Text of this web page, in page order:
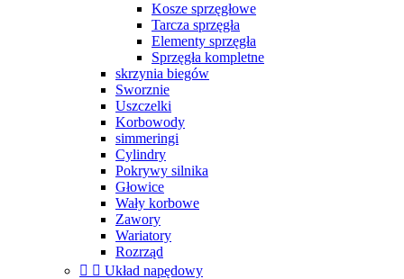
Kosze sprzęgłowe
Tarcza sprzęgła
Elementy sprzęgła
Sprzęgła kompletne
skrzynia biegów
Sworznie
Uszczelki
Korbowody
simmeringi
Cylindry
Pokrywy silnika
Głowice
Wały korbowe
Zawory
Wariatory
Rozrząd
  Układ napędowy